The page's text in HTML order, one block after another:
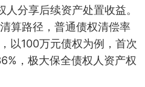
分享后续资产处置收益。
算路径，普通债权清偿率
以100万元债权为例，首次
，极大保全债权人资产权